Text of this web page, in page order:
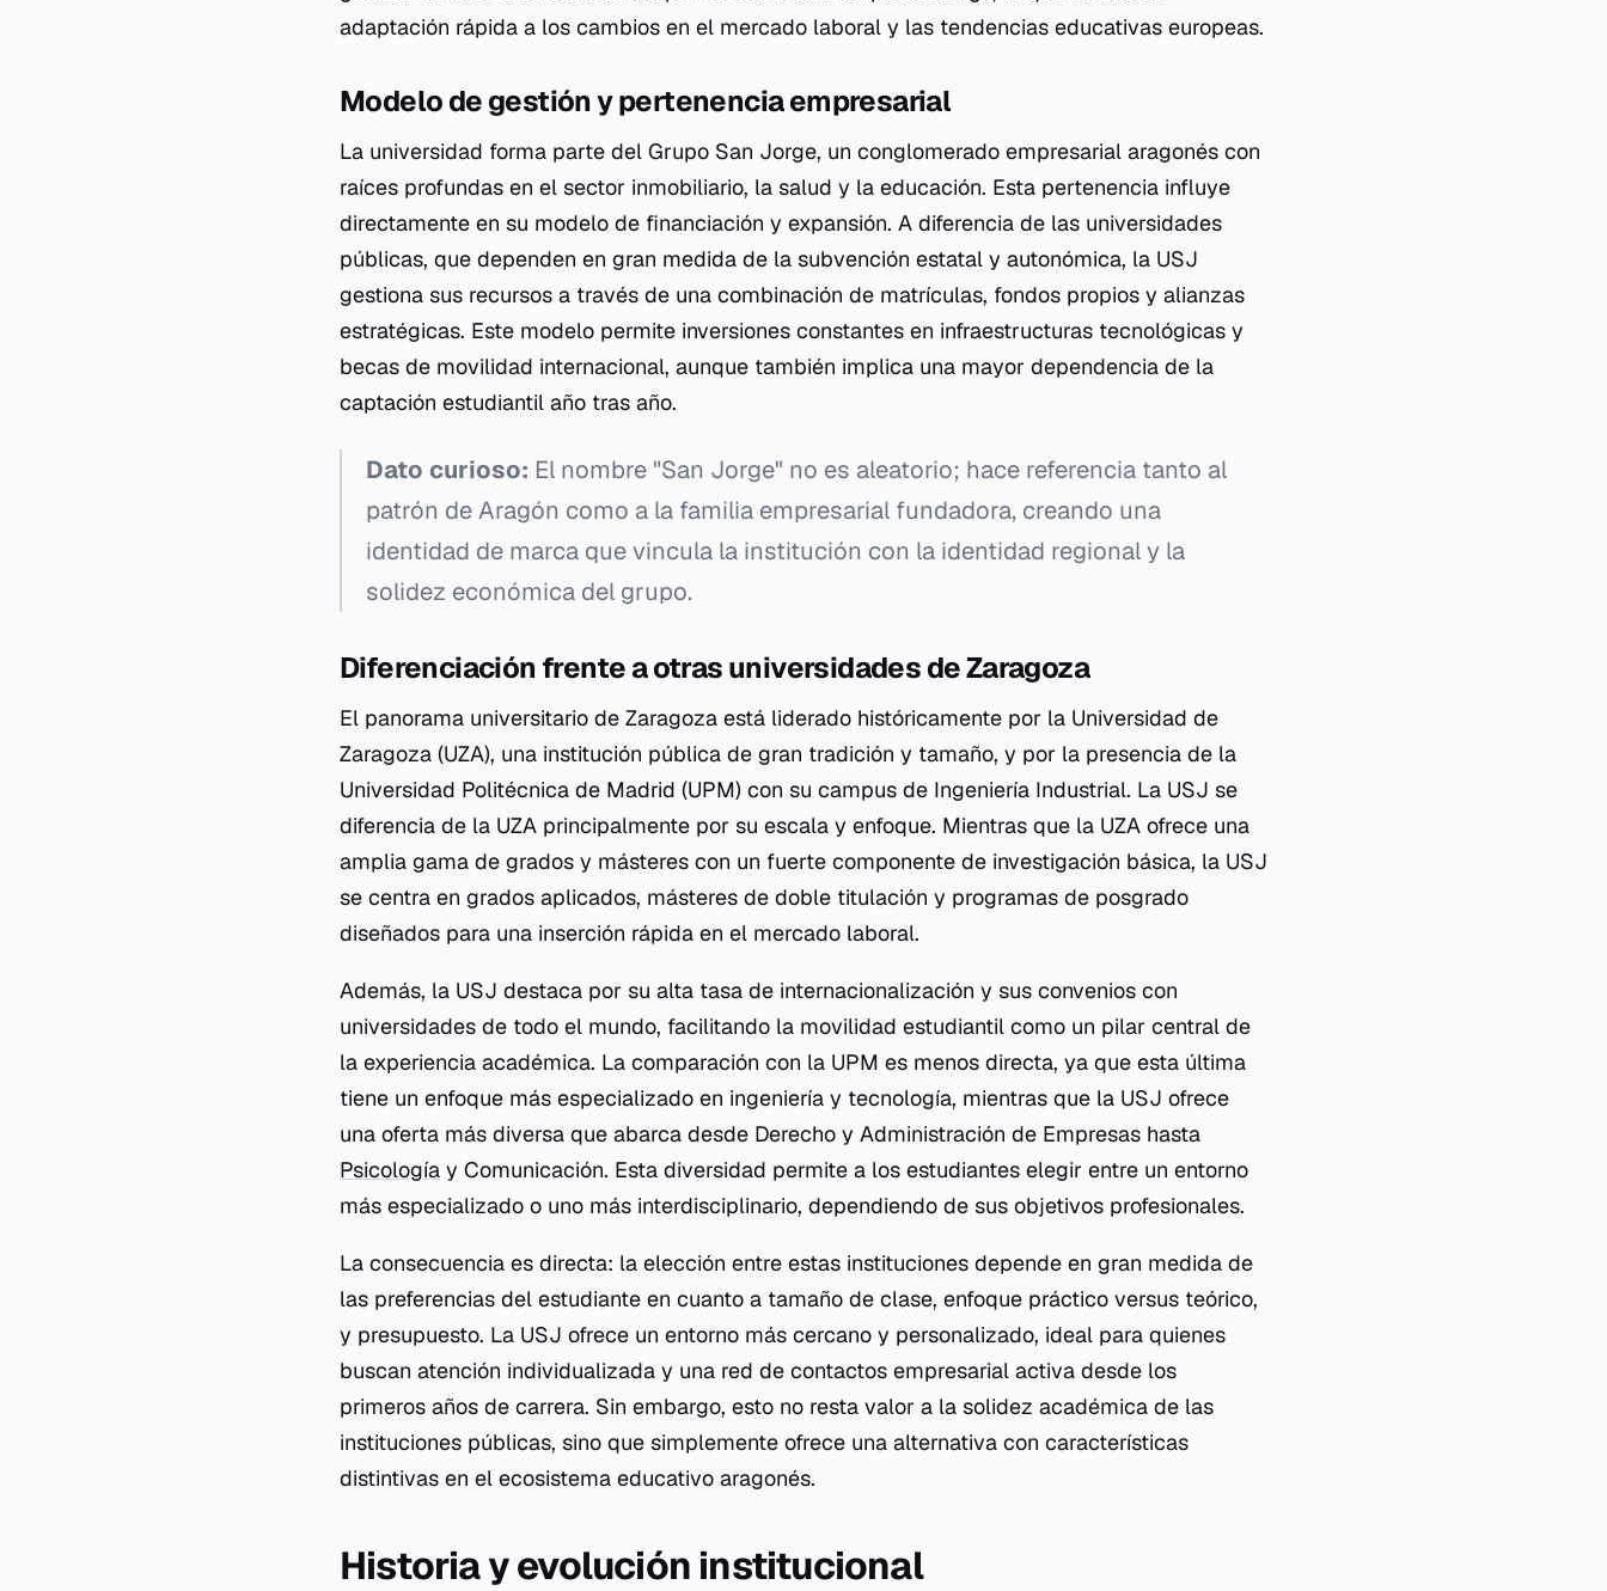
adaptación rápida a los cambios en el mercado laboral y las tendencias educativas europeas.
Modelo de gestión y pertenencia empresarial
La universidad forma parte del Grupo San Jorge, un conglomerado empresarial aragonés con
raíces profundas en el sector inmobiliario, la salud y la educación. Esta pertenencia influye
directamente en su modelo de financiación y expansión. A diferencia de las universidades
públicas, que dependen en gran medida de la subvención estatal y autonómica, la USJ
gestiona sus recursos a través de una combinación de matrículas, fondos propios y alianzas
estratégicas. Este modelo permite inversiones constantes en infraestructuras tecnológicas y
becas de movilidad internacional, aunque también implica una mayor dependencia de la
captación estudiantil año tras año.
Dato curioso: El nombre "San Jorge" no es aleatorio; hace referencia tanto al
patrón de Aragón como a la familia empresarial fundadora, creando una
identidad de marca que vincula la institución con la identidad regional y la
solidez económica del grupo.
Diferenciación frente a otras universidades de Zaragoza
El panorama universitario de Zaragoza está liderado históricamente por la Universidad de
Zaragoza (UZA), una institución pública de gran tradición y tamaño, y por la presencia de la
Universidad Politécnica de Madrid (UPM) con su campus de Ingeniería Industrial. La USJ se
diferencia de la UZA principalmente por su escala y enfoque. Mientras que la UZA ofrece una
amplia gama de grados y másteres con un fuerte componente de investigación básica, la USJ
se centra en grados aplicados, másteres de doble titulación y programas de posgrado
diseñados para una inserción rápida en el mercado laboral.
Además, la USJ destaca por su alta tasa de internacionalización y sus convenios con
universidades de todo el mundo, facilitando la movilidad estudiantil como un pilar central de
la experiencia académica. La comparación con la UPM es menos directa, ya que esta última
tiene un enfoque más especializado en ingeniería y tecnología, mientras que la USJ ofrece
una oferta más diversa que abarca desde Derecho y Administración de Empresas hasta
Psicología y Comunicación. Esta diversidad permite a los estudiantes elegir entre un entorno
más especializado o uno más interdisciplinario, dependiendo de sus objetivos profesionales.
La consecuencia es directa: la elección entre estas instituciones depende en gran medida de
las preferencias del estudiante en cuanto a tamaño de clase, enfoque práctico versus teórico,
y presupuesto. La USJ ofrece un entorno más cercano y personalizado, ideal para quienes
buscan atención individualizada y una red de contactos empresarial activa desde los
primeros años de carrera. Sin embargo, esto no resta valor a la solidez académica de las
instituciones públicas, sino que simplemente ofrece una alternativa con características
distintivas en el ecosistema educativo aragonés.
Historia y evolución institucional